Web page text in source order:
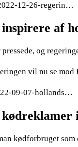
12-26-regerin…
af
og
vil nu se
09-07-hollands…
kødforbruget